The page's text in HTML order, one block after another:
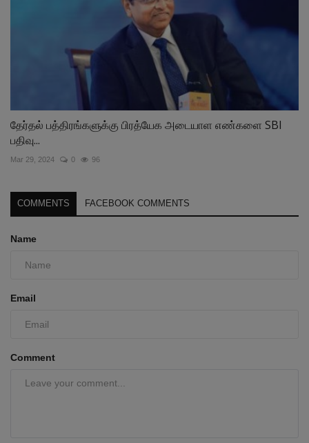
தேர்தல் பத்திரங்களுக்கு பிரத்யேக அடையாள எண்களை SBI
பதிவு...
Mar 29, 2024 0 96
COMMENTS FACEBOOK COMMENTS
Name
Email
Comment